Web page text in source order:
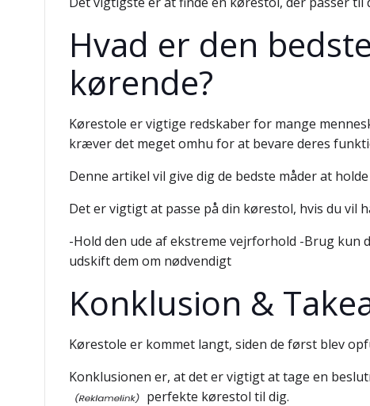
Hvad er den
kørende?
Kørestole er vigtige redskaber for mange
kræver det meget omhu for at bevare deres
Denne artikel vil give dig de bedste måder at
Det er vigtigt at passe på din kørestol, hvis du vil
-Hold den ude af ekstreme vejrforhold -Brug
udskift dem om nødvendigt
Konklusion &
Kørestole er kommet langt, siden de først blev
Konklusionen er, at det er vigtigt at tage en
perfekte kørestol til dig.